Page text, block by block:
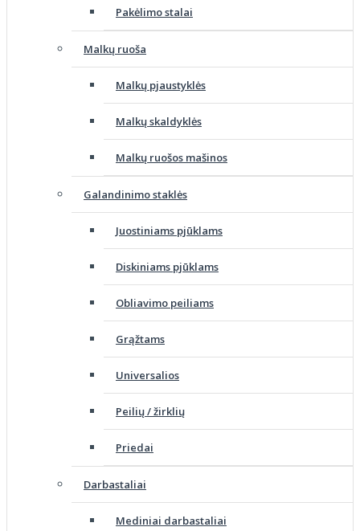
Pakėlimo stalai
Malkų ruoša
Malkų pjaustyklės
Malkų skaldyklės
Malkų ruošos mašinos
Galandinimo staklės
Juostiniams pjūklams
Diskiniams pjūklams
Obliavimo peiliams
Grąžtams
Universalios
Peilių / žirklių
Priedai
Darbastaliai
Mediniai darbastaliai